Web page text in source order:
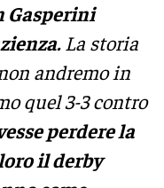
Gasperini
La storia
andremo in
quel 3-3 contro
perdere la
il derby